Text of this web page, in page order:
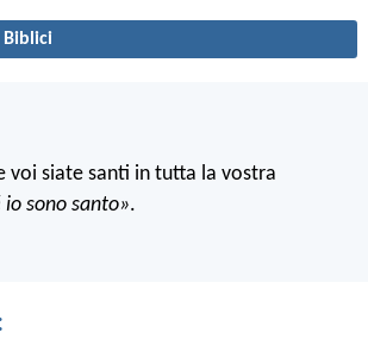
Biblici
voi siate santi in tutta la vostra
io sono santo».